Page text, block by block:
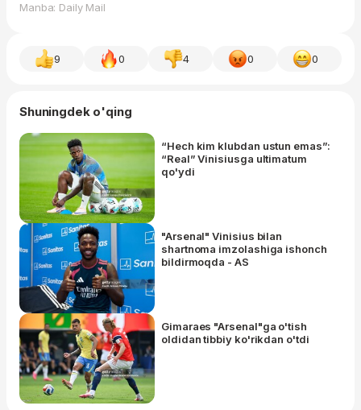
Manba: Daily Mail
9 0 4 0 0
Shuningdek o'qing
“Hech kim klubdan ustun emas”:
“Real” Vinisiusga ultimatum
qo'ydi
"Arsenal" Vinisius bilan
shartnoma imzolashiga ishonch
bildirmoqda - AS
Gimaraes "Arsenal"ga o'tish
oldidan tibbiy ko'rikdan o'tdi